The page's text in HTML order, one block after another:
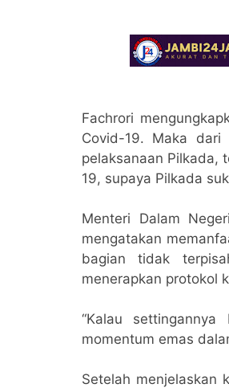
Fachrori
Covid-19. Maka
pelaksanaan Pilkada,
19, supaya Pilkada
Menteri Dalam
mengatakan
bagian tidak
menerapkan protokol
“Kalau
momentum emas
Setelah menjelaskan